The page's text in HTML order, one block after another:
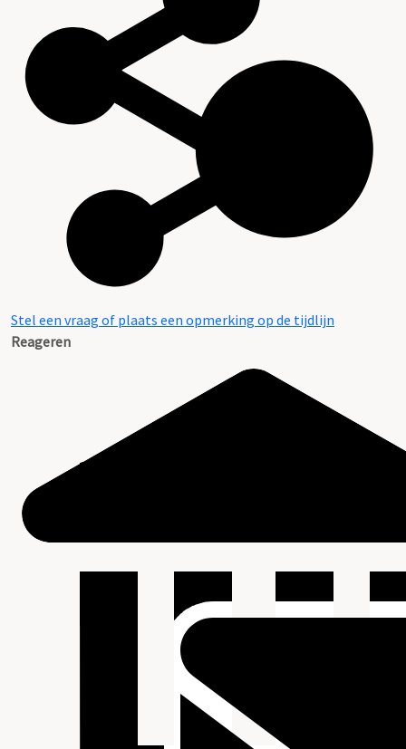
Stel een vraag of plaats een opmerking op de tijdlijn
Reageren